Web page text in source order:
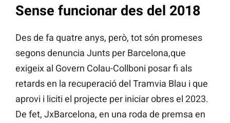
Sense funcionar des del 2018
Des de fa quatre anys, però, tot són promeses
segons denuncia Junts per Barcelona,que
exigeix al Govern Colau-Collboni posar fi als
retards en la recuperació del Tramvia Blau i que
aprovi i liciti el projecte per iniciar obres el 2023.
De fet, JxBarcelona, en una roda de premsa en